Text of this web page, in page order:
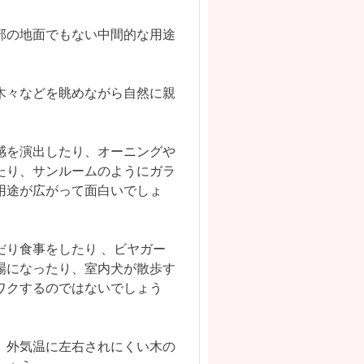
地面でもない中間的な用途
などを眺めながら自然に親
演出したり、オーニングや
、サンルームのようにガラ
が広がって面白いでしょ
食事をしたり 、ビヤガー
なったり、室内犬が散歩す
するのではないでしょう
気温に左右されにくい木の